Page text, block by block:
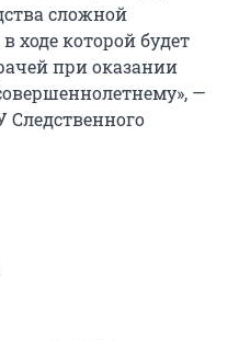
сложной
ходе которой будет
при оказании
—